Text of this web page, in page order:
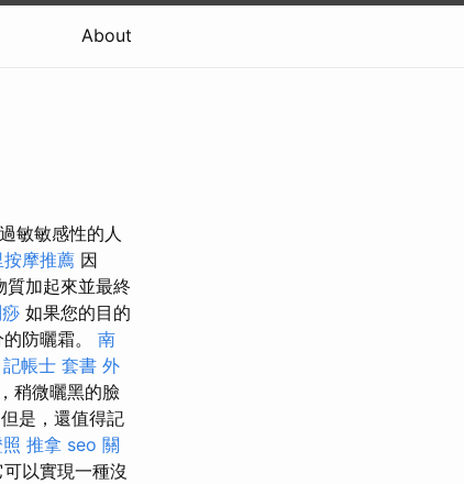
About
敏敏感性的人
按摩推薦 因
質加起來並最終
如果您的目的
防曬霜。 南
記帳士 套書 外
稍微曬黑的臉
但是，還值得記
推拿 seo 關
以實現一種沒